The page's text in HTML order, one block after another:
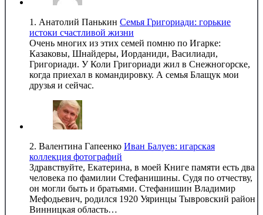
1. Анатолий Панькин Семья Григориади: горькие
истоки счастливой жизни
Очень многих из этих семей помню по Игарке:
Казаковы, Шнайдеры, Иорданиди, Василиади,
Григориади. У Коли Григориади жил в Снежногорске,
когда приехал в командировку. А семья Блащук мои
друзья и сейчас.
2. Валентина Гапеенко Иван Балуев: игарская
коллекция фотографий
Здравствуйте, Екатерина, в моей Книге памяти есть два
человека по фамилии Стефанишины. Судя по отчеству,
он могли быть и братьями. Стефанишин Владимир
Мефодьевич, родился 1920 Уяринцы Тывровский район
Винницкая область…